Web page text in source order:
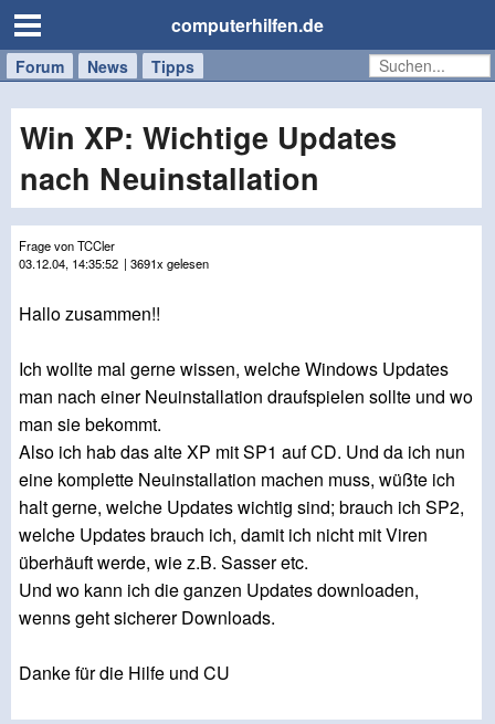
computerhilfen.de
Forum News Tipps
Handy
Tablet
Windows
Mac
Win XP: Wichtige Updates
nach Neuinstallation
Frage von TCCler
03.12.04, 14:35:52 | 3691x gelesen
Hallo zusammen!!
Ich wollte mal gerne wissen, welche Windows Updates
man nach einer Neuinstallation draufspielen sollte und wo
man sie bekommt.
Also ich hab das alte XP mit SP1 auf CD. Und da ich nun
eine komplette Neuinstallation machen muss, wüßte ich
halt gerne, welche Updates wichtig sind; brauch ich SP2,
welche Updates brauch ich, damit ich nicht mit Viren
überhäuft werde, wie z.B. Sasser etc.
Und wo kann ich die ganzen Updates downloaden,
wenns geht sicherer Downloads.
Danke für die Hilfe und CU